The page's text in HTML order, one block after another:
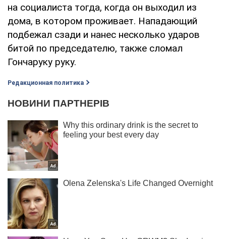
на социалиста тогда, когда он выходил из
дома, в котором проживает. Нападающий
подбежал сзади и нанес несколько ударов
битой по председателю, также сломал
Гончаруку руку.
Редакционная политика